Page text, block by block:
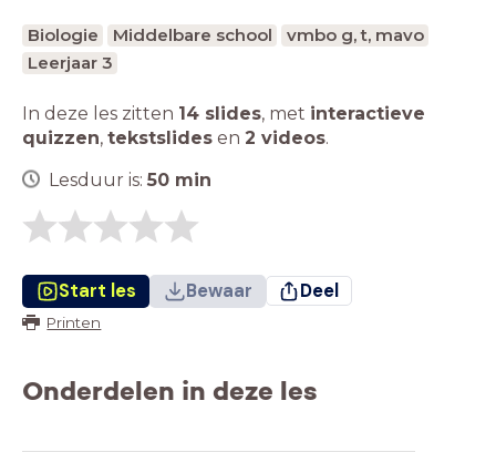
Biologie Middelbare school
vmbo g, t, mavo
Leerjaar 3
In deze les zitten 14 slides, met interactieve
quizzen, tekstslides en 2 videos.
Lesduur is: 50 min
Start les Bewaar Deel
Printen
Onderdelen in deze les